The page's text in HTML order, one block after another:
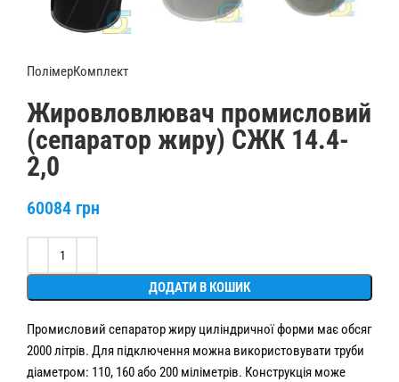
ПолімерКомплект
Жировловлювач промисловий
(сепаратор жиру) СЖК 14.4-
2,0
60084 грн
ДОДАТИ В КОШИК
Alternative:
Промисловий сепаратор жиру циліндричної форми має обсяг
2000 літрів. Для підключення можна використовувати труби
діаметром: 110, 160 або 200 міліметрів. Конструкція може